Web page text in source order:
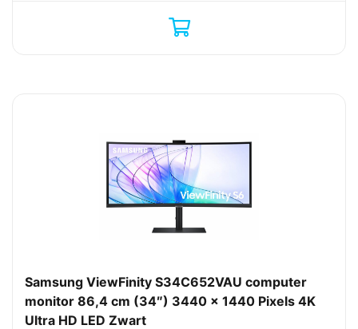
Samsung ViewFinity S34C652VAU computer
monitor 86,4 cm (34″) 3440 x 1440 Pixels 4K
Ultra HD LED Zwart